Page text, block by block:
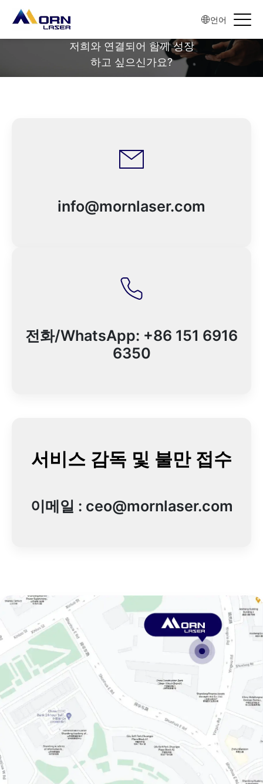
언어
저희와 연결되어 함께 성장
하고 싶으신가요?
info@mornlaser.com
전화/WhatsApp: +86 151 6916
6350
서비스 감독 및 불만 접수
이메일 : ceo@mornlaser.com